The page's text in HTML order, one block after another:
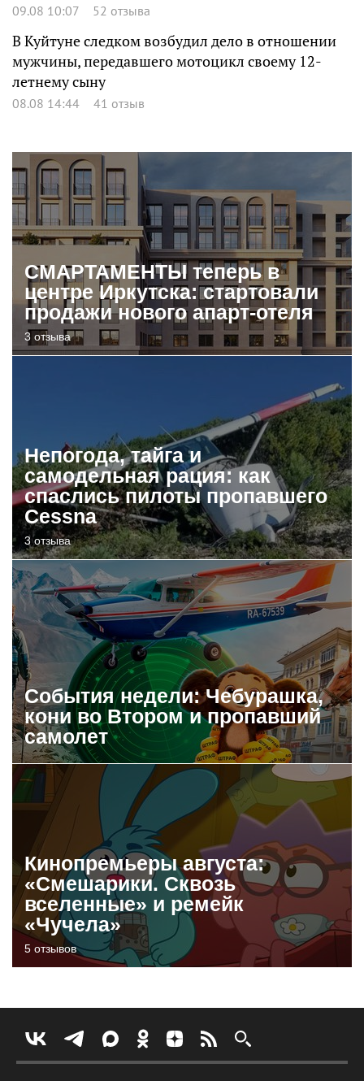
09.08 10:07 52 отзыва
В Куйтуне следком возбудил дело в отношении
мужчины, передавшего мотоцикл своему 12-
летнему сыну
08.08 14:44 41 отзыв
СМАРТАМЕНТЫ теперь в
центре Иркутска: стартовали
продажи нового апарт-отеля
3 отзыва
Непогода, тайга и
самодельная рация: как
спаслись пилоты пропавшего
Cessna
3 отзыва
События недели: Чебурашка,
кони во Втором и пропавший
самолет
Кинопремьеры августа:
«Смешарики. Сквозь
вселенные» и ремейк
«Чучела»
5 отзывов